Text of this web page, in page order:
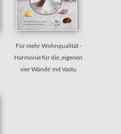
Für mehr Wohnqualität -
Harmonie für die ‚eigenen
vier Wände’ mit Vastu